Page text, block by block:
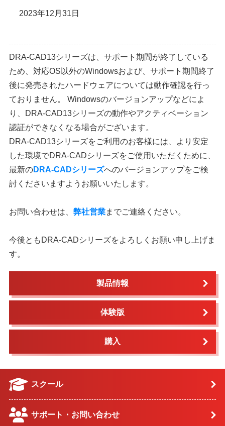
2023年12月31日
DRA-CAD13シリーズは、サポート期間が終了している
ため、対応OS以外のWindowsおよび、サポート期間終了
後に発売されたハードウェアについては動作確認を行っ
ておりません。 Windowsのバージョンアップなどによ
り、DRA-CAD13シリーズの動作やアクティベーション
認証ができなくなる場合がございます。
DRA-CAD13シリーズをご利用のお客様には、より安定
した環境でDRA-CADシリーズをご使用いただくために、
最新のDRA-CADシリーズへのバージョンアップをご検
討くださいますようお願いいたします。
お問い合わせは、 弊社営業までご連絡ください。
今後ともDRA-CADシリーズをよろしくお願い申し上げま
す。
製品情報
体験版
購入
スクール
サポート・お問い合わせ